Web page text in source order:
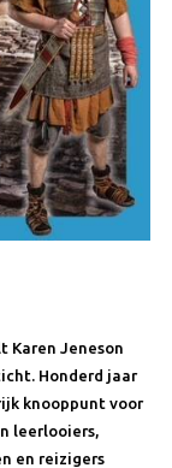
Karen Jeneson
Honderd jaar
knooppunt voor
leerlooiers,
en reizigers